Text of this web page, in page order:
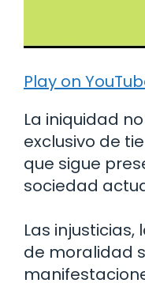
Play on
La iniquidad
exclusivo de
que sigue
sociedad
Las
de moralidad